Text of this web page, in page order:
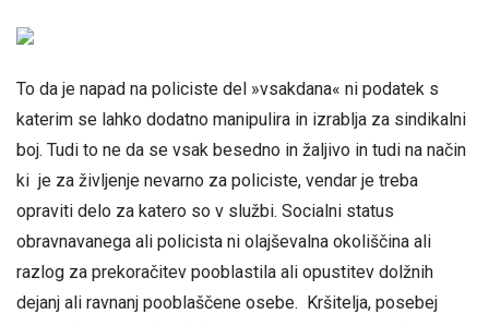
To da je napad na policiste del »vsakdana« ni podatek s
katerim se lahko dodatno manipulira in izrablja za sindikalni
boj. Tudi to ne da se vsak besedno in žaljivo in tudi na način
ki je za življenje nevarno za policiste, vendar je treba
opraviti delo za katero so v službi. Socialni status
obravnavanega ali policista ni olajševalna okoliščina ali
razlog za prekoračitev pooblastila ali opustitev dolžnih
dejanj ali ravnanj pooblaščene osebe. Kršitelja, posebej